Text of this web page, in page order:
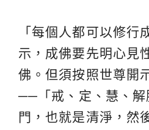
「每個人都可以修行
示，成佛要先明心見
佛。但須按照世尊開
──「戒、定、慧、解
門，也就是清淨，然